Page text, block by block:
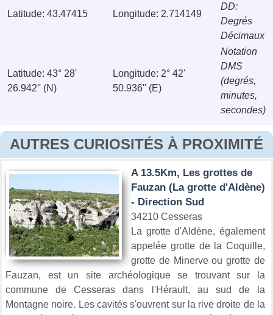
Latitude: 43.47415 Longitude: 2.714149
DD:
Degrés
Décimaux
Latitude: 43° 28'
26.942'' (N)
Longitude: 2° 42'
50.936'' (E)
Notation
DMS
(degrés,
minutes,
secondes)
AUTRES CURIOSITÉS À PROXIMITÉ
A 13.5Km, Les grottes de
Fauzan (La grotte d'Aldène)
- Direction Sud
34210 Cesseras
La grotte d'Aldène, également
appelée grotte de la Coquille,
grotte de Minerve ou grotte de
Fauzan, est un site archéologique se trouvant sur la
commune de Cesseras dans l'Hérault, au sud de la
Montagne noire. Les cavités s'ouvrent sur la rive droite de la